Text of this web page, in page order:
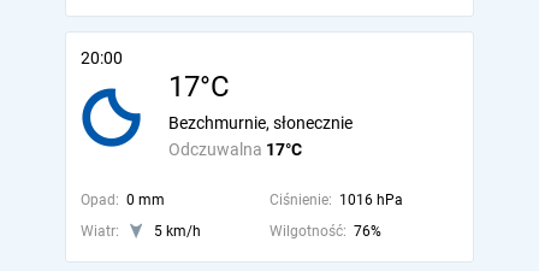
20:00
17°C
Odczuwalna 17°C
Bezchmurnie, słonecznie
Opad: 0 mm Ciśnienie: 1016 hPa
Wiatr:
5 km/h Wilgotność: 76%